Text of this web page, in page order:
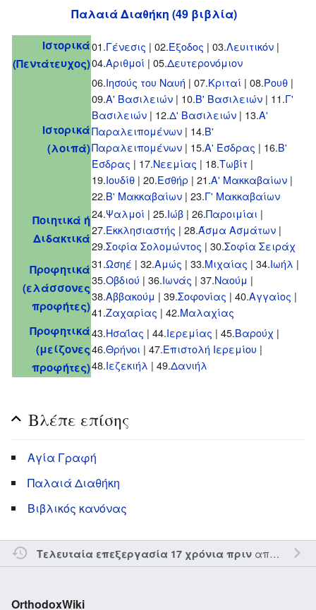
Παλαιά Διαθήκη (49 βιβλία)
Ιστορικά
(Πεντάτευχος)
01.Γένεσις | 02.Έξοδος | 03.Λευιτικόν |
04.Αριθμοί | 05.Δευτερονόμιον
Ιστορικά
(λοιπά)
06.Ιησούς του Ναυή | 07.Κριταί | 08.Ρουθ |
09.Α' Βασιλειών | 10.Β' Βασιλειών | 11.Γ'
Βασιλειών | 12.Δ' Βασιλειών | 13.Α'
Παραλειπομένων | 14.Β'
Παραλειπομένων | 15.Α' Έσδρας | 16.Β'
Έσδρας | 17.Νεεμίας | 18.Τωβίτ |
19.Ιουδίθ | 20.Εσθήρ | 21.Α' Μακκαβαίων |
22.Β' Μακκαβαίων | 23.Γ' Μακκαβαίων
Ποιητικά ή
Διδακτικά
24.Ψαλμοί | 25.Ιώβ | 26.Παροιμίαι |
27.Εκκλησιαστής | 28.Άσμα Ασμάτων |
29.Σοφία Σολομώντος | 30.Σοφία Σειράχ
Προφητικά
(ελάσσονες
προφήτες)
31.Ωσηέ | 32.Αμώς | 33.Μιχαίας | 34.Ιωήλ |
35.Οβδιού | 36.Ιωνάς | 37.Ναούμ |
38.Αββακούμ | 39.Σοφονίας | 40.Αγγαίος |
41.Ζαχαρίας | 42.Μαλαχίας
Προφητικά
(μείζονες
προφήτες)
43.Ησαΐας | 44.Ιερεμίας | 45.Βαρούχ |
46.Θρήνοι | 47.Επιστολή Ιερεμίου |
48.Ιεζεκιήλ | 49.Δανιήλ
Βλέπε επίσης
Αγία Γραφή
Παλαιά Διαθήκη
Βιβλικός κανόνας
Τελευταία επεξεργασία 17 χρόνια πριναπό τον την
OrthodoxWiki